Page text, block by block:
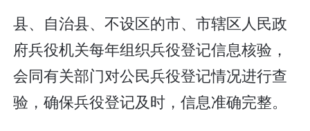
县、自治县、不设区的市、市辖区人民政
府兵役机关每年组织兵役登记信息核验，
会同有关部门对公民兵役登记情况进行查
验，确保兵役登记及时，信息准确完整。